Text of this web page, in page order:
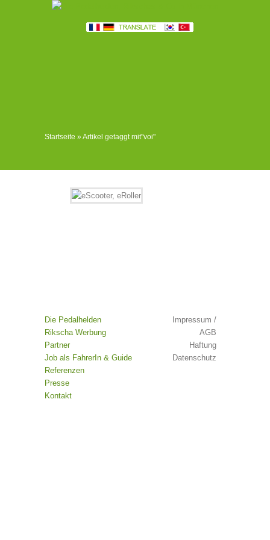
Startseite »Artikel getaggt mit"voi"
Die Pedalhelden
Rikscha Werbung
Partner
Job als FahrerIn & Guide
Referenzen
Presse
Kontakt
Impressum /
AGB
Haftung
Datenschutz